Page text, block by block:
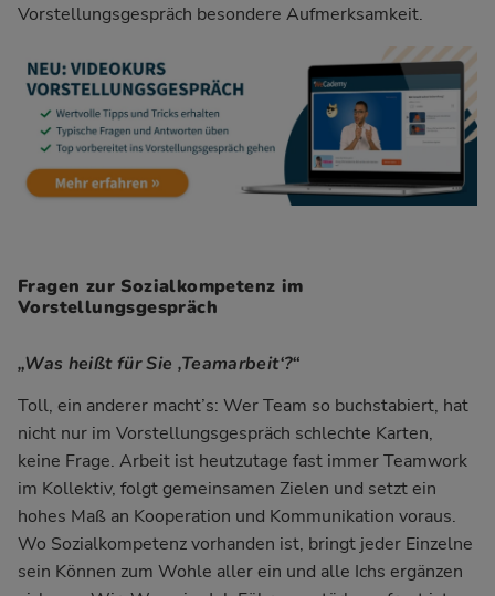
Vorstellungsgespräch besondere Aufmerksamkeit.
Fragen zur Sozialkompetenz im
Vorstellungsgespräch
„Was heißt für Sie ‚Teamarbeit‘?“
Toll, ein anderer macht’s: Wer Team so buchstabiert, hat
nicht nur im Vorstellungsgespräch schlechte Karten,
keine Frage. Arbeit ist heutzutage fast immer Teamwork
im Kollektiv, folgt gemeinsamen Zielen und setzt ein
hohes Maß an Kooperation und Kommunikation voraus.
Wo Sozialkompetenz vorhanden ist, bringt jeder Einzelne
sein Können zum Wohle aller ein und alle Ichs ergänzen